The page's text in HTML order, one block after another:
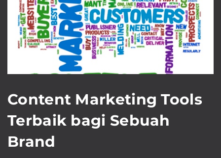
Content Marketing Tools
Terbaik bagi Sebuah
Brand